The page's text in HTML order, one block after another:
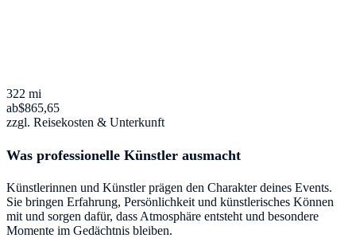
322 mi
ab$865,65
zzgl. Reisekosten & Unterkunft
Was professionelle Künstler ausmacht
Künstlerinnen und Künstler prägen den Charakter deines Events.
Sie bringen Erfahrung, Persönlichkeit und künstlerisches Können
mit und sorgen dafür, dass Atmosphäre entsteht und besondere
Momente im Gedächtnis bleiben.